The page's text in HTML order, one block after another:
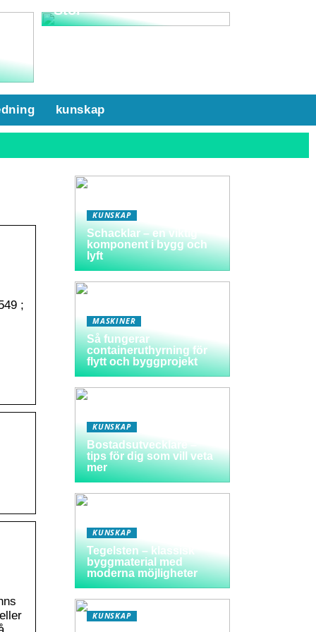
Stol
kunskap
;
KUNSKAP
Schacklar – en viktig
komponent i bygg och
lyft
MASKINER
Så fungerar
containeruthyrning för
flytt och byggprojekt
KUNSKAP
Bostadsutvecklare –
tips för dig som vill veta
mer
KUNSKAP
Tegelsten – klassisk
byggmaterial med
moderna möjligheter
KUNSKAP